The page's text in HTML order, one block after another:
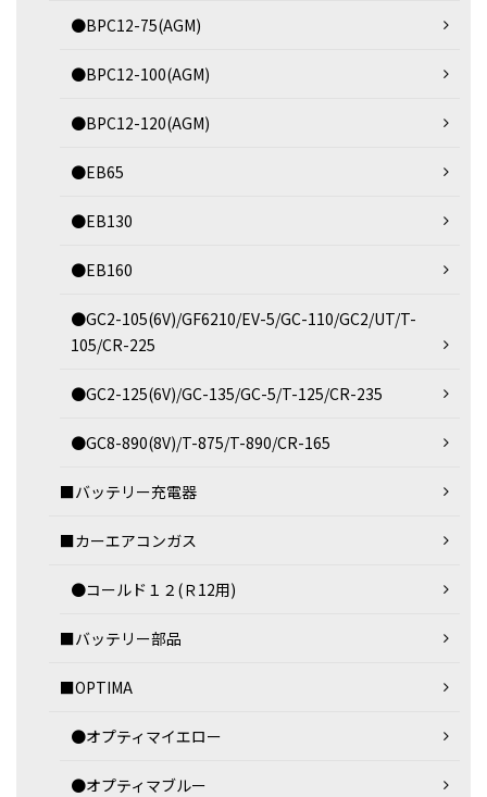
●BPC12-75(AGM)
●BPC12-100(AGM)
●BPC12-120(AGM)
●EB65
●EB130
●EB160
●GC2-105(6V)/GF6210/EV-5/GC-110/GC2/UT/T-
105/CR-225
●GC2-125(6V)/GC-135/GC-5/T-125/CR-235
●GC8-890(8V)/T-875/T-890/CR-165
■バッテリー充電器
■カーエアコンガス
●コールド１２(Ｒ12用)
■バッテリー部品
■OPTIMA
●オプティマイエロー
●オプティマブルー